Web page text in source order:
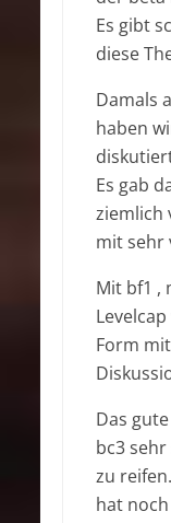
Es gibt
diese
Damals
haben
Es gab
ziemlich
mit sehr
Mit bf1 ,
Form
Das
bc3
zu
hat